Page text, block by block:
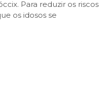
Para reduzir os riscos
os idosos se